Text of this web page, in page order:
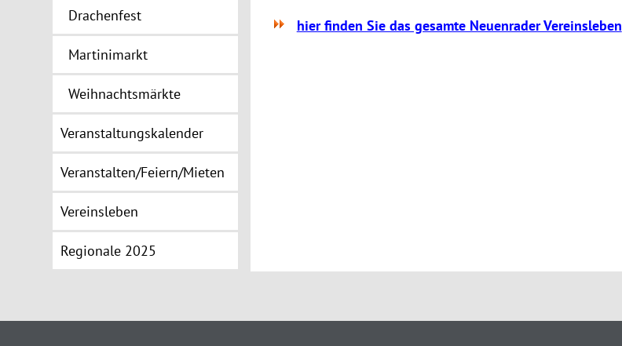
Drachenfest
Martinimarkt
Weihnachtsmärkte
Veranstaltungskalender
Veranstalten/Feiern/Mieten
Vereinsleben
Regionale 2025
hier finden Sie das gesamte Neuenrader Vereinsleben